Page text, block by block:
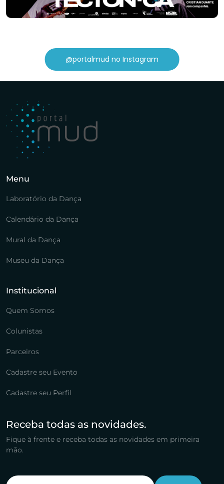
@portalmud no Instagram
Menu
Laboratório da Dança
Calendário da Dança
Mural da Dança
Museu da Dança
Institucional
Quem Somos
Colunistas
Parceiros
Cadastre seu Evento
Cadastre seu Perfil
Receba todas as novidades.
Fique à frente e receba todas as novidades em primeira
mão.